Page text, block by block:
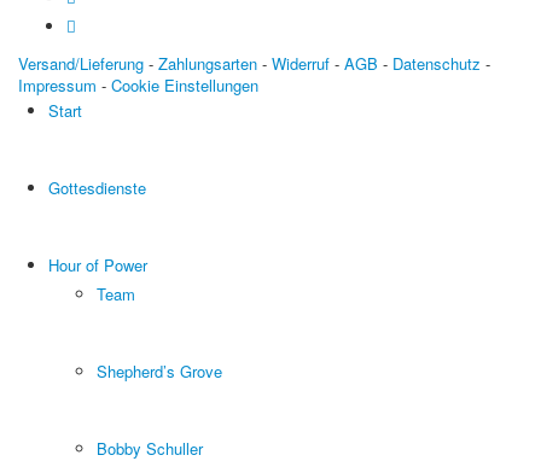
Versand/Lieferung - Zahlungsarten - Widerruf - AGB - Datenschutz -
Impressum - Cookie Einstellungen
Start
Gottesdienste
Hour of Power
Team
Shepherd’s Grove
Bobby Schuller